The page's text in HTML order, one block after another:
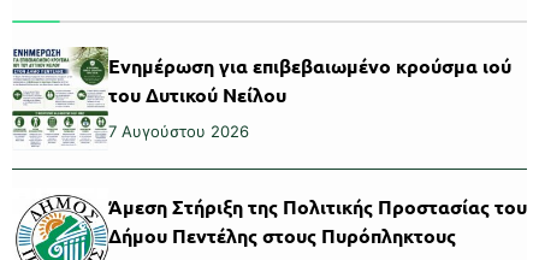
Ενημέρωση για επιβεβαιωμένο κρούσμα ιού
του Δυτικού Νείλου
7 Αυγούστου 2026
Άμεση Στήριξη της Πολιτικής Προστασίας του
Δήμου Πεντέλης στους Πυρόπληκτους